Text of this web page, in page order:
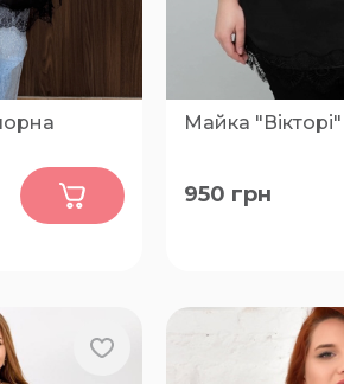
Майка
950 грн